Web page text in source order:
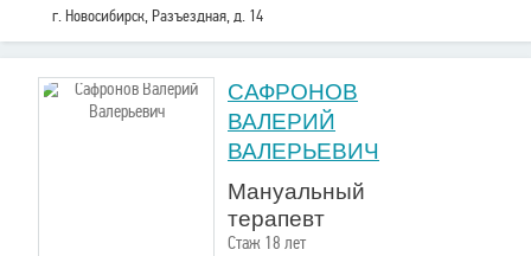
г. Новосибирск, Разъездная, д. 14
САФРОНОВ
ВАЛЕРИЙ
ВАЛЕРЬЕВИЧ
Мануальный
терапевт
Стаж 18 лет